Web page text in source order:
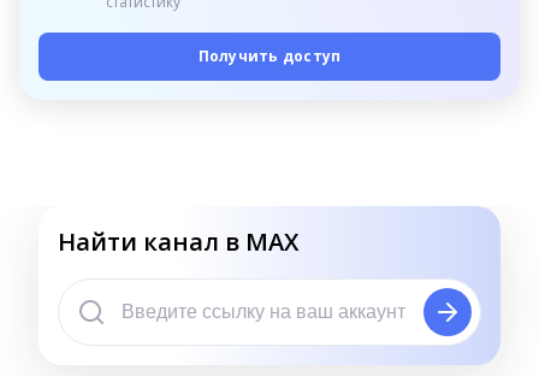
Получить доступ
Найти канал в MAX